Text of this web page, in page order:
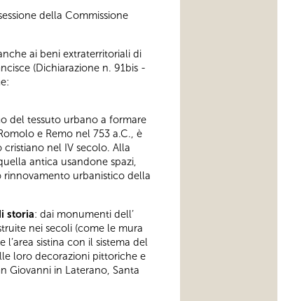
della Commissione
ai beni extraterritoriali di
(Dichiarazione n. 91bis -
del tessuto urbano a formare
e Remo nel 753 a.C., è
nel IV secolo. Alla
antica usandone spazi,
rinnovamento urbanistico della
storia: dai monumenti dell’
nei secoli (come le mura
sistina con il sistema del
loro decorazioni pittoriche e
Giovanni in Laterano, Santa